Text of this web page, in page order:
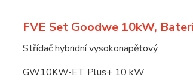
FVE Set Goodwe 10kW,
Střídač hybridní vysokonapěťový
GW10KW-ET Plus+ 10 kW